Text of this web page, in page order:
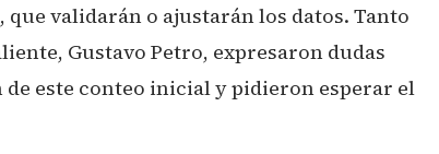
validarán o ajustarán los datos. Tanto
Gustavo Petro, expresaron dudas
este conteo inicial y pidieron esperar el